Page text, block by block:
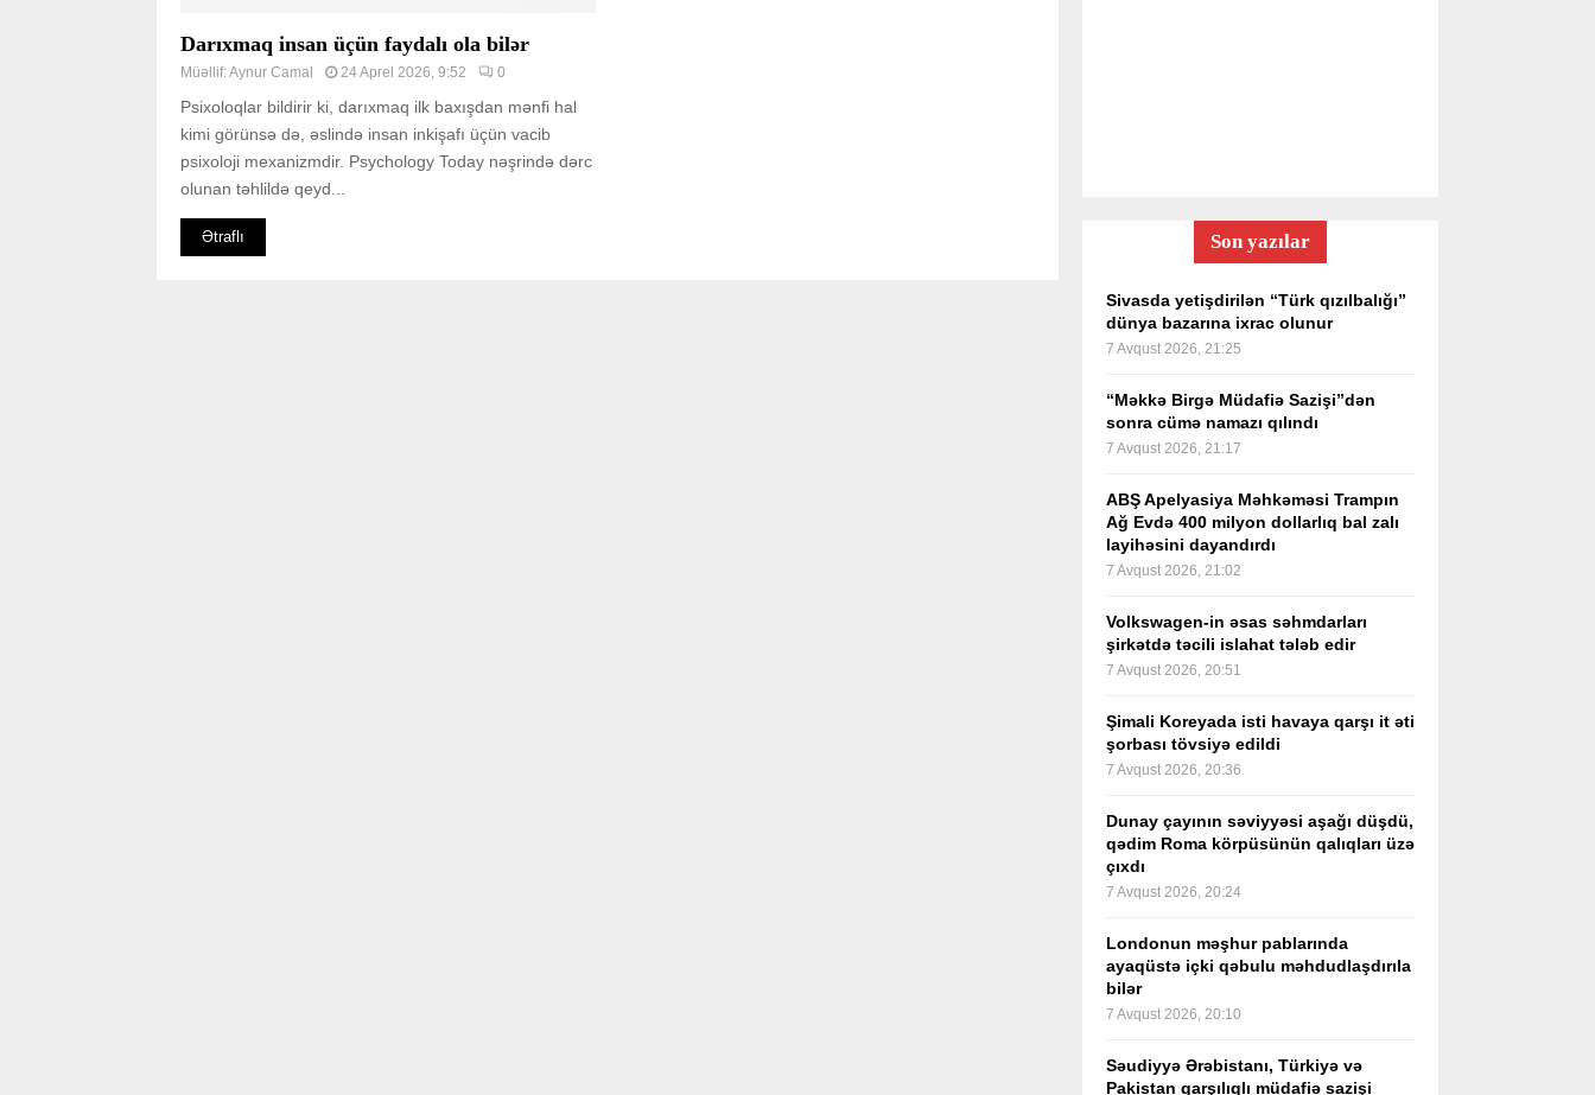
Darıxmaq insan üçün faydalı ola bilər
Müəllif:Aynur Camal 24 Aprel 2026, 9:52 0
Psixoloqlar bildirir ki, darıxmaq ilk baxışdan mənfi hal
kimi görünsə də, əslində insan inkişafı üçün vacib
psixoloji mexanizmdir. Psychology Today nəşrində dərc
olunan təhlildə qeyd...
Ətraflı Son yazılar
Sivasda yetişdirilən “Türk qızılbalığı”
dünya bazarına ixrac olunur
7 Avqust 2026, 21:25
“Məkkə Birgə Müdafiə Sazişi”dən
sonra cümə namazı qılındı
7 Avqust 2026, 21:17
ABŞ Apelyasiya Məhkəməsi Trampın
Ağ Evdə 400 milyon dollarlıq bal zalı
layihəsini dayandırdı
7 Avqust 2026, 21:02
Volkswagen-in əsas səhmdarları
şirkətdə təcili islahat tələb edir
7 Avqust 2026, 20:51
Şimali Koreyada isti havaya qarşı it əti
şorbası tövsiyə edildi
7 Avqust 2026, 20:36
Dunay çayının səviyyəsi aşağı düşdü,
qədim Roma körpüsünün qalıqları üzə
çıxdı
7 Avqust 2026, 20:24
Londonun məşhur pablarında
ayaqüstə içki qəbulu məhdudlaşdırıla
bilər
7 Avqust 2026, 20:10
Səudiyyə Ərəbistanı, Türkiyə və
Pakistan qarşılıqlı müdafiə sazişi